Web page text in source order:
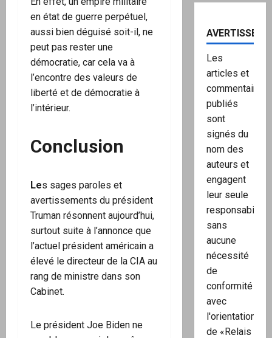
en état de guerre perpétuel,
aussi bien déguisé soit-il, ne
peut pas rester une
démocratie, car cela va à
l’encontre des valeurs de
liberté et de démocratie à
l’intérieur.
Conclusion
Les sages paroles et
avertissements du président
Truman résonnent aujourd’hui,
surtout suite à l’annonce que
l’actuel président américain a
élevé le directeur de la CIA au
rang de ministre dans son
Cabinet.
Le président Joe Biden ne
Les
articles et
commentaires
publiés
sont
signés du
nom des
auteurs et
engagent
leur seule
responsabilité,
sans
aucune
nécessité
de
conformité
avec
l'orientation
de «Relais